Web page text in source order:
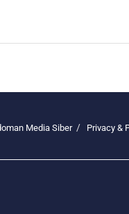
Media Siber Privacy &